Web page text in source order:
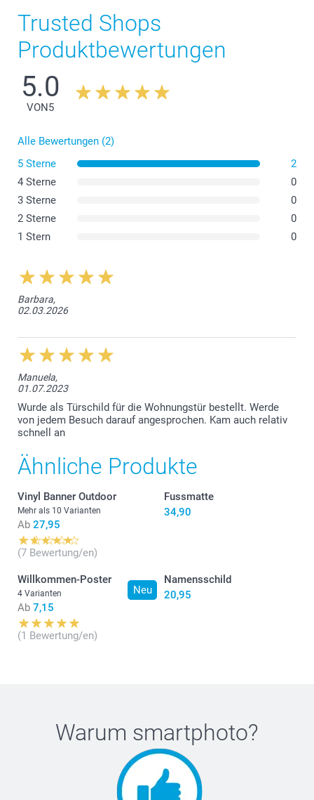
Trusted Shops
Produktbewertungen
5.0
VON 5
Alle Bewertungen (2)
5 Sterne
2
4 Sterne
0
3 Sterne
0
2 Sterne
0
1 Stern
0
Barbara,
02.03.2026
Manuela,
01.07.2023
Wurde als Türschild für die Wohnungstür bestellt. Werde
von jedem Besuch darauf angesprochen. Kam auch relativ
schnell an
Ähnliche Produkte
Vinyl Banner Outdoor
Mehr als 10 Varianten
Ab 27,95
(7 Bewertung/en)
Fussmatte
34,90
Neu
Willkommen-Poster
4 Varianten
Ab 7,15
(1 Bewertung/en)
Namensschild
20,95
Warum smartphoto?